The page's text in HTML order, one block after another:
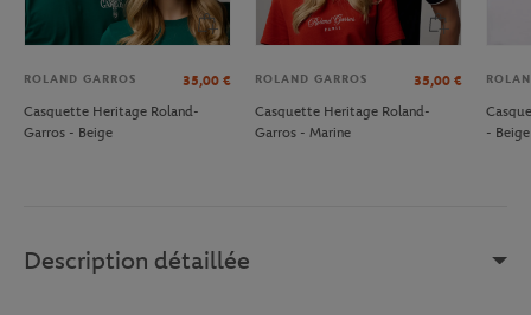
ROLAND GARROS 35,00 €
Casquette Heritage Roland-
Garros - Beige
ROLAND GARROS 35,00 €
Casquette Heritage Roland-
Garros - Marine
- Beige
Description détaillée